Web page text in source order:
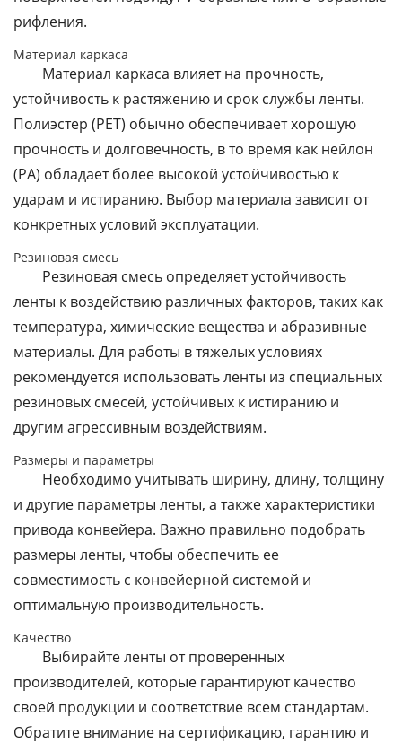
рифления.
Материал каркаса
Материал каркаса влияет на прочность,
устойчивость к растяжению и срок службы ленты.
Полиэстер (PET) обычно обеспечивает хорошую
прочность и долговечность, в то время как нейлон
(PA) обладает более высокой устойчивостью к
ударам и истиранию. Выбор материала зависит от
конкретных условий эксплуатации.
Резиновая смесь
Резиновая смесь определяет устойчивость
ленты к воздействию различных факторов, таких как
температура, химические вещества и абразивные
материалы. Для работы в тяжелых условиях
рекомендуется использовать ленты из специальных
резиновых смесей, устойчивых к истиранию и
другим агрессивным воздействиям.
Размеры и параметры
Необходимо учитывать ширину, длину, толщину
и другие параметры ленты, а также характеристики
привода конвейера. Важно правильно подобрать
размеры ленты, чтобы обеспечить ее
совместимость с конвейерной системой и
оптимальную производительность.
Качество
Выбирайте ленты от проверенных
производителей, которые гарантируют качество
своей продукции и соответствие всем стандартам.
Обратите внимание на сертификацию, гарантию и